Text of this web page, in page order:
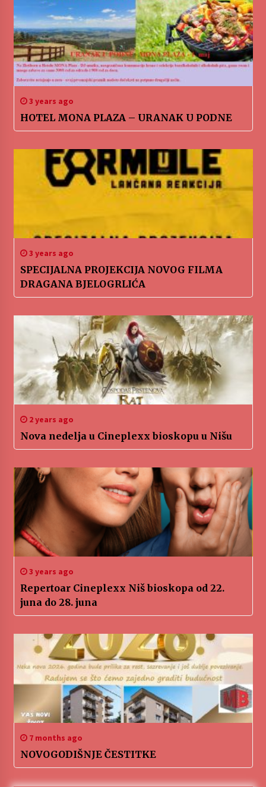
3 years ago
HOTEL MONA PLAZA – URANAK U PODNE
3 years ago
SPECIJALNA PROJEKCIJA NOVOG FILMA
DRAGANA BJELOGRLIĆA
2 years ago
Nova nedelja u Cineplexx bioskopu u Nišu
3 years ago
Repertoar Cineplexx Niš bioskopa od 22.
juna do 28. juna
7 months ago
NOVOGODIŠNJE ČESTITKE